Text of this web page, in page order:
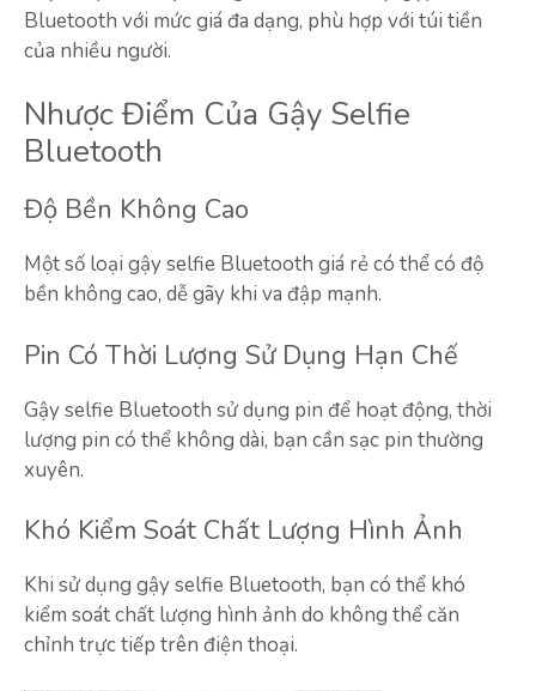
Bluetooth với mức giá đa dạng, phù hợp với túi tiền
của nhiều người.
Nhược Điểm Của Gậy Selfie
Bluetooth
Độ Bền Không Cao
Một số loại gậy selfie Bluetooth giá rẻ có thể có độ
bền không cao, dễ gãy khi va đập mạnh.
Pin Có Thời Lượng Sử Dụng Hạn Chế
Gậy selfie Bluetooth sử dụng pin để hoạt động, thời
lượng pin có thể không dài, bạn cần sạc pin thường
xuyên.
Khó Kiểm Soát Chất Lượng Hình Ảnh
Khi sử dụng gậy selfie Bluetooth, bạn có thể khó
kiểm soát chất lượng hình ảnh do không thể căn
chỉnh trực tiếp trên điện thoại.